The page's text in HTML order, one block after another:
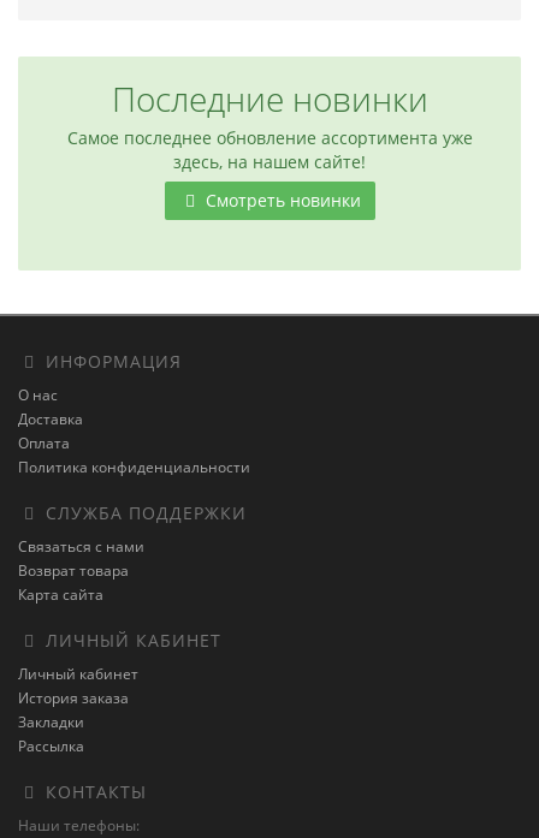
Последние новинки
Самое последнее обновление ассортимента уже
здесь, на нашем сайте!
Смотреть новинки
ИНФОРМАЦИЯ
О нас
Доставка
Оплата
Политика конфиденциальности
СЛУЖБА ПОДДЕРЖКИ
Связаться с нами
Возврат товара
Карта сайта
ЛИЧНЫЙ КАБИНЕТ
Личный кабинет
История заказа
Закладки
Рассылка
КОНТАКТЫ
Наши телефоны: